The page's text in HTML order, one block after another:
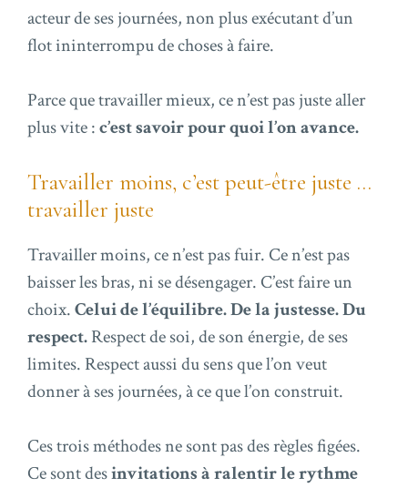
acteur de ses journées, non plus exécutant d’un
flot ininterrompu de choses à faire.
Parce que travailler mieux, ce n’est pas juste aller
plus vite :c’est savoir pour quoi l’on avance.
Travailler moins, c’est peut-être juste …
travailler juste
Travailler moins, ce n’est pas fuir. Ce n’est pas
baisser les bras, ni se désengager. C’est faire un
choix.Celui de l’équilibre. De la justesse. Du
respect.Respect de soi, de son énergie, de ses
limites. Respect aussi du sens que l’on veut
donner à ses journées, à ce que l’on construit.
Ces trois méthodes ne sont pas des règles figées.
Ce sont desinvitations à ralentir le rythme